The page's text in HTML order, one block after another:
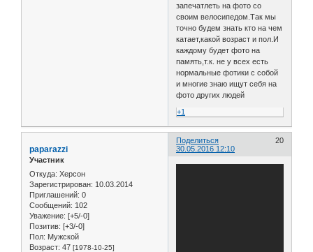
запечатлеть на фото со
своим велосипедом.Так мы
точно будем знать кто на чем
катает,какой возраст и пол.И
каждому будет фото на
память,т.к. не у всех есть
нормальные фотики с собой
и многие знаю ищут себя на
фото других людей
+1
Поделиться
20
30.05.2016 12:10
paparazzi
Участник
Откуда: Херсон
Зарегистрирован: 10.03.2014
Приглашений: 0
Сообщений: 102
Уважение: [+5/-0]
Позитив: [+3/-0]
Пол: Мужской
Возраст: 47 [1978-10-25]